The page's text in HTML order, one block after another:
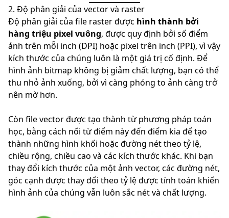
2. Độ phân giải của vector và raster
Độ phân giải của file raster được hình thành bởi
hàng triệu pixel vuông, được quy định bởi số điểm
ảnh trên mỗi inch (DPI) hoặc pixel trên inch (PPI), vì vậy
kích thước của chúng luôn là một giá trị cố định. Để
hình ảnh bitmap không bị giảm chất lượng, bạn có thể
thu nhỏ ảnh xuống, bởi vì càng phóng to ảnh càng trở
nên mờ hơn.
Còn file vector được tạo thành từ phương pháp toán
học, bằng cách nối từ điểm này đến điểm kia để tạo
thành những hình khối hoặc đường nét theo tỷ lệ,
chiều rộng, chiều cao và các kích thước khác. Khi bạn
thay đổi kích thước của một ảnh vector, các đường nét,
góc cạnh được thay đổi theo tỷ lệ được tính toán khiến
hình ảnh của chúng vẫn luôn sắc nét và chất lượng.